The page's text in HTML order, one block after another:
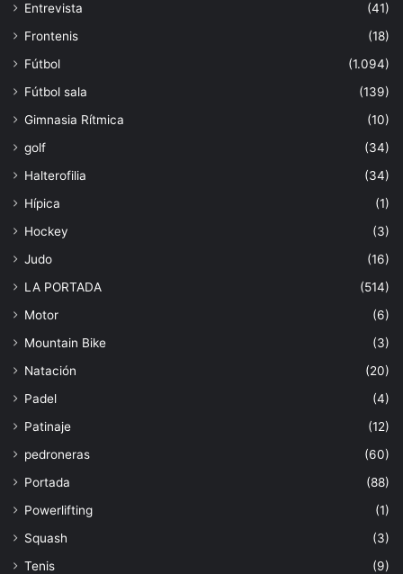
Entrevista
(41)
Frontenis
(18)
Fútbol
(1.094)
Fútbol sala
(139)
Gimnasia Rítmica
(10)
golf
(34)
Halterofilia
(34)
Hípica
(1)
Hockey
(3)
Judo
(16)
LA PORTADA
(514)
Motor
(6)
Mountain Bike
(3)
Natación
(20)
Padel
(4)
Patinaje
(12)
pedroneras
(60)
Portada
(88)
Powerlifting
(1)
Squash
(3)
Tenis
(9)